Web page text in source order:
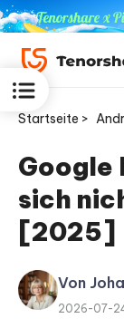
ReiBoot
for iOS
PDNob
PDF
Editor
Startseite >
Google
sich
[2025]
Von
2026-07-